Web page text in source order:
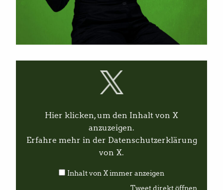
Hier klicken, um den Inhalt von X
anzuzeigen.
Erfahre mehr in der Datenschutzerklärung
von X.
Inhalt von X immer anzeigen